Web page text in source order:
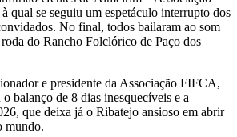
qual se seguiu um espetáculo interrupto dos
No final, todos bailaram ao som
do Rancho Folclórico de Paço dos
e presidente da Associação FIFCA,
balanço de 8 dias inesquecíveis e a
que deixa já o Ribatejo ansioso em abrir
mundo.